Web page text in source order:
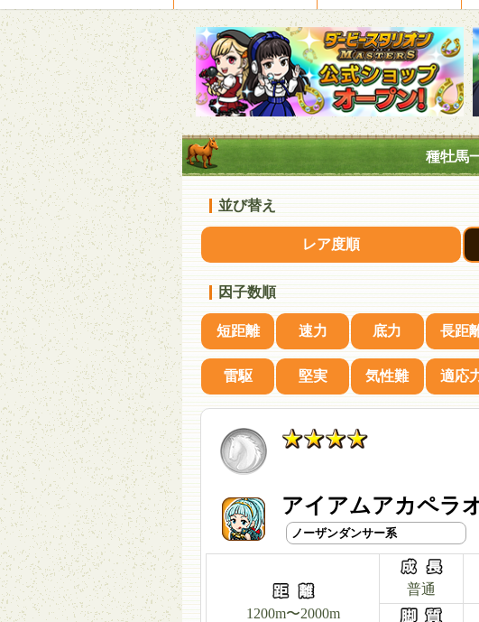
種牡馬
並び替え
レア度順
因子数順
短距離 速力 底力 長距
雷駆 堅実 気性難 適応
アイアムアカペラ
ノーザンダンサー系
1200m〜2000m
普通